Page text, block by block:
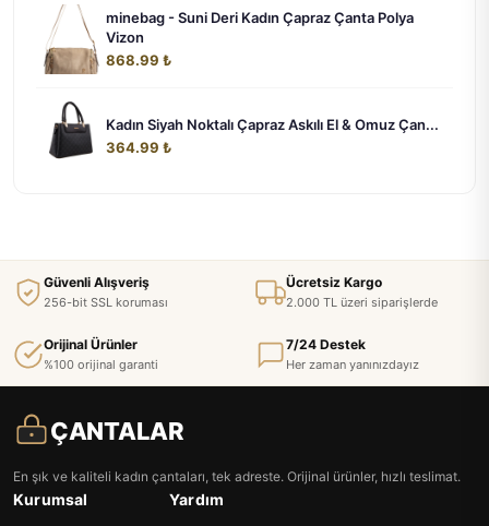
minebag - Suni Deri Kadın Çapraz Çanta Polya
Vizon
868.99 ₺
Kadın Siyah Noktalı Çapraz Askılı El & Omuz Çan...
364.99 ₺
Güvenli Alışveriş
256-bit SSL koruması
Ücretsiz Kargo
2.000 TL üzeri siparişlerde
Orijinal Ürünler
%100 orijinal garanti
7/24 Destek
Her zaman yanınızdayız
ÇANTALAR
En şık ve kaliteli kadın çantaları, tek adreste. Orijinal ürünler, hızlı teslimat.
Kurumsal Yardım